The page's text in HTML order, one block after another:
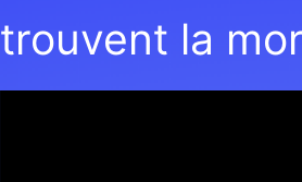
trouvent la